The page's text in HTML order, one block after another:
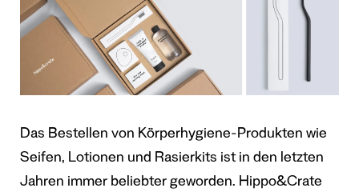
Das Bestellen von Körperhygiene-Produkten wie
Seifen, Lotionen und Rasierkits ist in den letzten
Jahren immer beliebter geworden. Hippo&Crate